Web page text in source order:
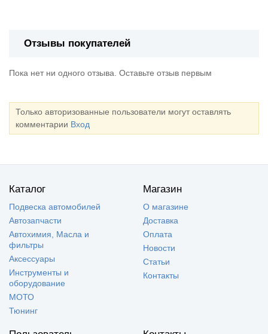
Отзывы покупателей
Пока нет ни одного отзыва. Оставьте отзыв первым
Только авторизованные пользователи могут оставлять
комментарии Вход
Каталог
Подвеска автомобилей
Автозапчасти
Автохимия, Масла и
фильтры
Аксессуары
Инструменты и
оборудование
МОТО
Тюнинг
Магазин
О магазине
Доставка
Оплата
Новости
Статьи
Контакты